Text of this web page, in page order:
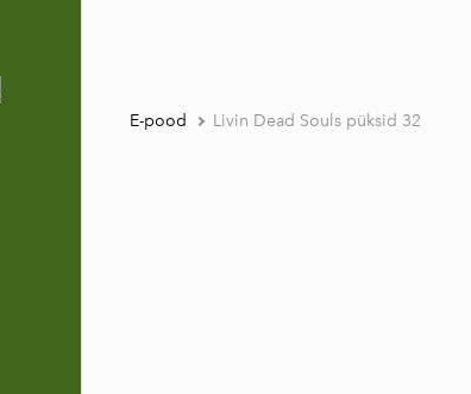
E-pood Livin Dead Souls püksid 32